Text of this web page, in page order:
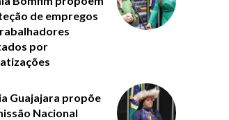
de empregos
por
Guajajara propõe
Nacional